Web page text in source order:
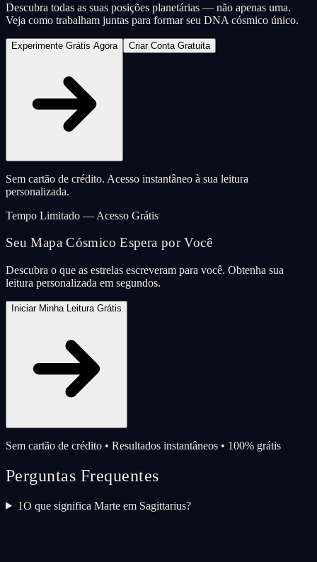
Descubra todas as suas posições planetárias — não apenas uma.
Veja como trabalham juntas para formar seu DNA cósmico único.
Experimente Grátis Agora Criar Conta Gratuita
Sem cartão de crédito. Acesso instantâneo à sua leitura
personalizada.
Tempo Limitado — Acesso Grátis
Seu Mapa Cósmico Espera por Você
Descubra o que as estrelas escreveram para você. Obtenha sua
leitura personalizada em segundos.
Iniciar Minha Leitura Grátis
Sem cartão de crédito • Resultados instantâneos • 100% grátis
Perguntas Frequentes
1O que significa Marte em Sagittarius?